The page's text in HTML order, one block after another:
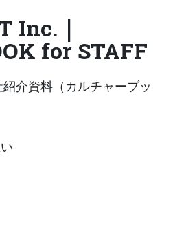
Inc.｜
for STAFF
介資料（カルチャーブッ